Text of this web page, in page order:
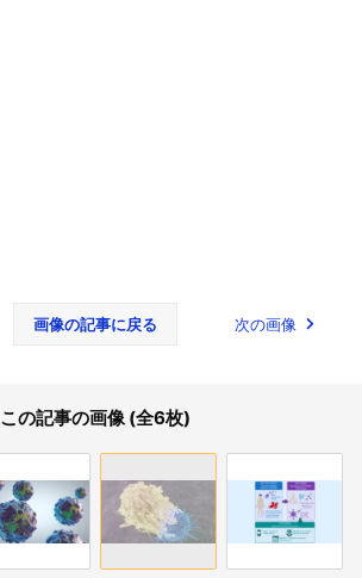
画像の記事に戻る 次の画像
この記事の画像 (全6枚)